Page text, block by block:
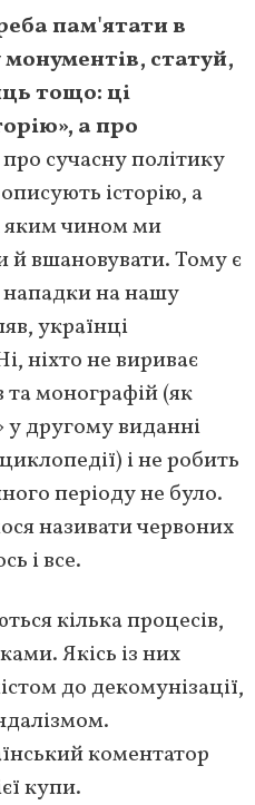
пам'ятати в
монументів, статуй,
тощо: ці
а про
сучасну політику
історію, а
яким чином ми
й вшановувати. Тому є
нападки на нашу
українці
ніхто не вириває
та монографій (як
у другому виданні
і не робить
періоду не було.
називати червоних
і все.
кілька процесів,
Якісь із них
до декомунізації,
коментатор
купи.